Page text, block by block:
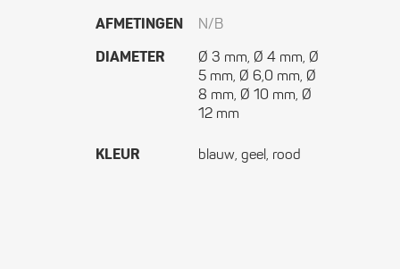
AFMETINGEN N/B
DIAMETER
Ø 3 mm, Ø 4 mm, Ø
5 mm, Ø 6,0 mm, Ø
8 mm, Ø 10 mm, Ø
12 mm
KLEUR blauw, geel, rood